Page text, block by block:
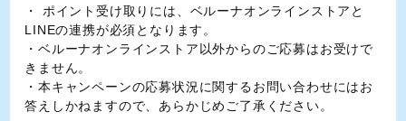
・ ポイント受け取りには、ベルーナオンラインストアと
LINEの連携が必須となります。
・ベルーナオンラインストア以外からのご応募はお受けで
きません。
・本キャンペーンの応募状況に関するお問い合わせにはお
答えしかねますので、あらかじめご了承ください。